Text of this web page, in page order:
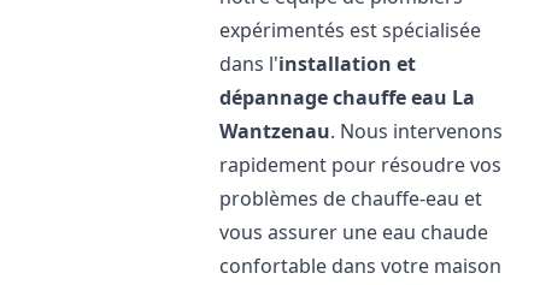
expérimentés est spécialisée
dans l'installation et
dépannage chauffe eau La
Wantzenau. Nous intervenons
rapidement pour résoudre vos
problèmes de chauffe-eau et
vous assurer une eau chaude
confortable dans votre maison